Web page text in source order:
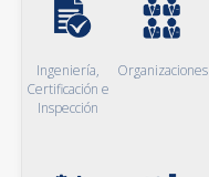
Ingeniería,
Certificación e
Inspección
Organizaciones